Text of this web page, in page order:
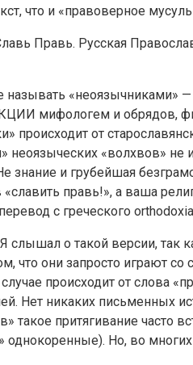
что и «правоверное
Правь. Русская
называть «неоязычниками»
мифологем и обрядов,
происходит от
неоязыческих «волхвов»
знание и грубейшая
правь!», а ваша
с греческого
слышал о такой версии, так
что они запросто играют
происходит от слова
Нет никаких письменных
такое притягивание часто
однокоренные). Но, во